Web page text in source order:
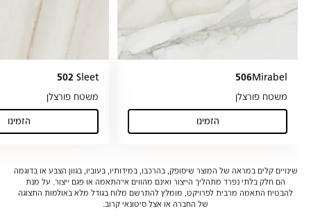
506Mirabel
משטח פורצלן
הזמינו
(Mirabel)
502 Sleet
משטח פורצלן
הזמינו
(Sleet )
שינויים קלים במראה של המוצר שיסופק, בהרכבו, במידותיו, בעוביו, בגוון הצבע או בדוגמה
הם חלק בלתי נפרד מתהליך הייצור ואינם מהווים אי־התאמה או פגם ייצור. על מנת
להבטיח התאמה מרבית לפרויקט, מומלץ להתרשם מלוח בגודל מלא באולמות התצוגה
של החברה או אצל סיטונאי קרוב.